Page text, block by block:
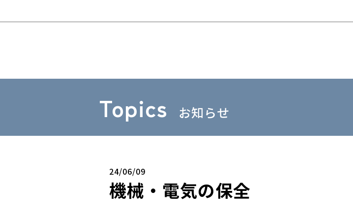
Topics お知らせ
24/06/09
機械・電気の保全